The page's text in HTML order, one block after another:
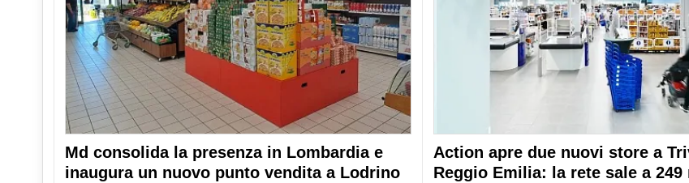
Md consolida la presenza in Lombardia e
inaugura un nuovo punto vendita a Lodrino
Action apre due nuovi store a
Reggio Emilia: la rete sale a 249